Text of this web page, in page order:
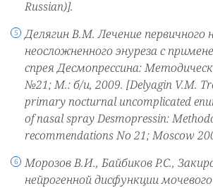
Russian)].
Делягин В.М. Лечение первичного
неосложненного энуреза с
спрея Десмопрессина:
№21; М.: б/и, 2009. [Delyagin V.M.
primary nocturnal uncomplicated
of nasal spray Desmopressin:
recommendations No 21; Moscow
Морозов В.И., Байбиков Р.С.,
нейрогенной дисфункции